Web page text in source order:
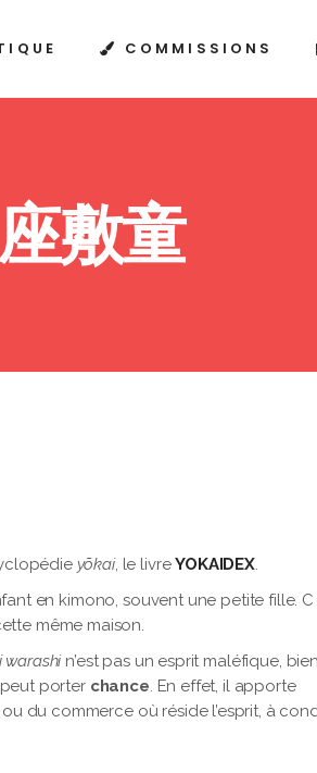
COMMISSIONS
敷童
yōkai, le livreYOKAIDEX.
en kimono, souvent une petite fille.
même maison.
warashin’est pas un esprit maléfique,
porter chance. En effet, il apporte
du commerce où réside l’esprit, à